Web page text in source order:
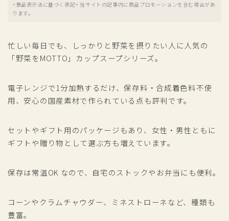
<景品表示法に基づく表記> 当サイトの記事内に商品プロモーションを含む場合があ
ります。
忙しい毎日でも、しっかりと野菜を摂りたい人に人気の
「野菜をMOTTO」カップスープシリーズ。
電子レンジで1分加熱するだけ、保存料・合成着色料不使
用、安心の国産素材で作られている点も評判です。
セットやギフト用のパッケージもあり、女性・男性ともに
ギフトや贈り物として選ぶ方も増えています。
保存は常温OK なので、自宅のストックやお弁当にも便利。
コーンやクラムチャウダー、ミネストローネなど、種類も
豊富。